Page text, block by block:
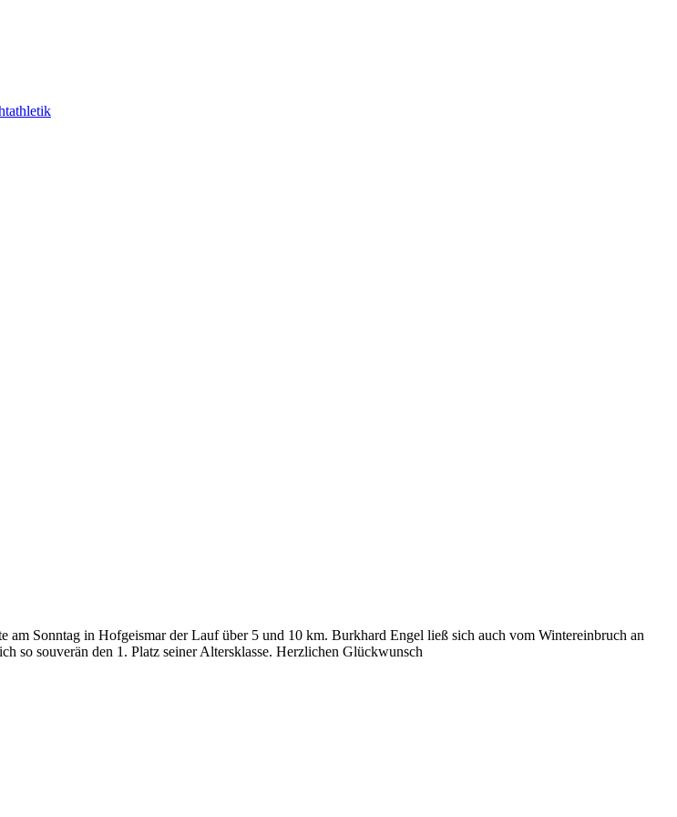
am Sonntag in Hofgeismar der Lauf über 5 und 10 km. Burkhard Engel ließ sich auch vom Wintereinbruch an
so souverän den 1. Platz seiner Altersklasse. Herzlichen Glückwunsch